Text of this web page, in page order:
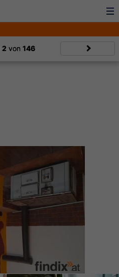
2 von 146